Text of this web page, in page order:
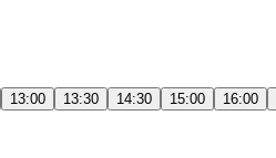
13:00 13:30 14:30 15:00 16:00